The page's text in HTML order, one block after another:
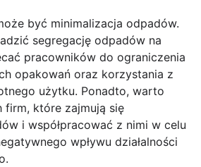
być minimalizacja odpadów.
segregację odpadów na
pracowników do ograniczenia
opakowań oraz korzystania z
użytku. Ponadto, warto
firm, które zajmują się
i współpracować z nimi w celu
wpływu działalności